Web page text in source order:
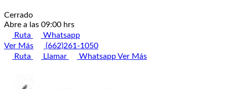
Cerrado
Abre a las 09:00 hrs
Ruta
Whatsapp
Ver Más
(662)261-1050
Ruta
Llamar WhatsappVer Más